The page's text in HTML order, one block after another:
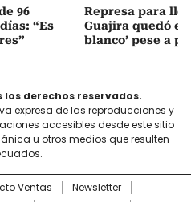
96
“Es
Represa para
Guajira quedó en
blanco’ pese a
los derechos reservados.
expresa de las reproducciones y
accesibles desde este sitio
u otros medios que resulten
Ventas
Newsletter